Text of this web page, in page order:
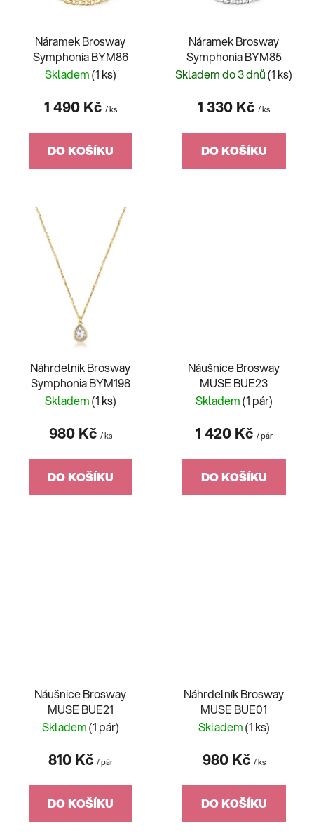
Náramek Brosway
Symphonia BYM86
Skladem(1 ks)
1 490 Kč / ks
DO KOŠÍKU
Náramek Brosway
Symphonia BYM85
Skladem do 3 dnů(1 ks)
1 330 Kč / ks
DO KOŠÍKU
Náhrdelník Brosway
Symphonia BYM198
Skladem(1 ks)
980 Kč / ks
DO KOŠÍKU
Náušnice Brosway
MUSE BUE23
Skladem(1 pár)
1 420 Kč / pár
DO KOŠÍKU
Náušnice Brosway
MUSE BUE21
Skladem(1 pár)
810 Kč / pár
DO KOŠÍKU
Náhrdelník Brosway
MUSE BUE01
Skladem(1 ks)
980 Kč / ks
DO KOŠÍKU